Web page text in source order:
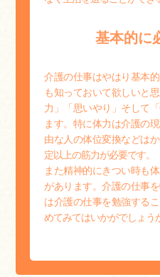
基本的に
介護の仕事はやはり基本
も知っておいて欲しいと
力」「思いやり」そして
ます。特に体力は介護の
由な人の体位変換などは
定以上の筋力が必要です。
また精神的にきつい時も
があります。介護の仕事
は介護の仕事を勉強する
めてみてはいかがでしょう